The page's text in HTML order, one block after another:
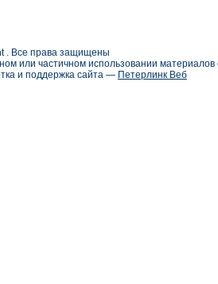
. Все права защищены
или частичном использовании
и поддержка сайта — Петерлинк Веб